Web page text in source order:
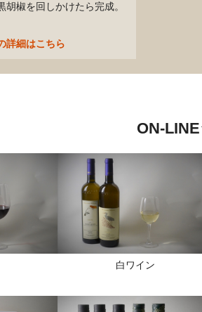
胡椒を回しかけたら完成。
詳細はこちら
ON-
白ワイン